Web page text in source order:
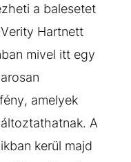
a balesetet
Hartnett
mivel itt egy
amelyek
A
kerül majd